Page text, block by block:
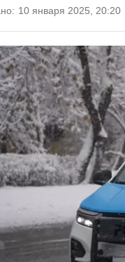
10 января 2025, 20:20